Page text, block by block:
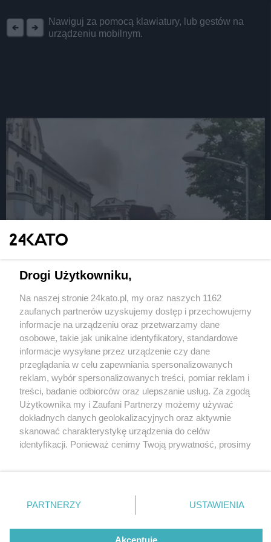
Nawiguj za pomocą klawiatury, lub gestów na
urządzeniu mobilnym.
Katowice. Pożar w kamienicy przy ul. Chopina, w
której zginęli Kmiecikowie. Z pustostanu
Wydawca mediów lokalnych
Nie zapomnij
zapoznać się z:
polityką prywatności regulamin korzystania z portali
Twojemiasto
Piekary Śląskie
Chorzów
Tarnowskie Góry
Gliwice
Skontakuj sięz nami
Kontakt
Wydawca
Redakcja
Drogi Użytkowniku,
Na naszej stronie 24kato.pl, my oraz naszych 1162
zaufanych partnerów uzyskujemy dostęp i przechowujemy
informacje na urządzeniu oraz przetwarzamy dane
osobowe, takie jak unikalne identyfikatory, standardowe
informacje wysyłane przez urządzenie czy dane
przeglądania w celu zapewniania spersonalizowanych
reklam, wybór spersonalizowanych treści, pomiar reklam i
treści, badanie odbiorców oraz ulepszanie usług. Za zgodą
Użytkownika my i Zaufani Partnerzy możemy używać
dokładnych danych geolokalizacyjnych oraz aktywnie
skanować charakterystykę urządzenia do celów
identyfikacji. Ponieważ cenimy Twoją prywatność, prosimy
prywatności znajdujący się w lewym dolnym rogu strony
. Niektóre rodzaje przetwarzania danych nie wymagają
zgody użytkownika, ale masz prawo sprzeciwić się
takiemu przetwarzaniu. Preferencje będą miały
PARTNERZY USTAWIENIA
Akceptuję